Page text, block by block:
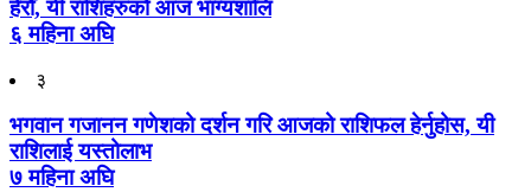
हेरौँ, यी राशिहरुको आज भाग्यशालि
६ महिना अघि
३
भगवान गजानन गणेशको दर्शन गरि आजको राशिफल हेर्नुहोस, यी
राशिलाई यस्तोलाभ
७ महिना अघि